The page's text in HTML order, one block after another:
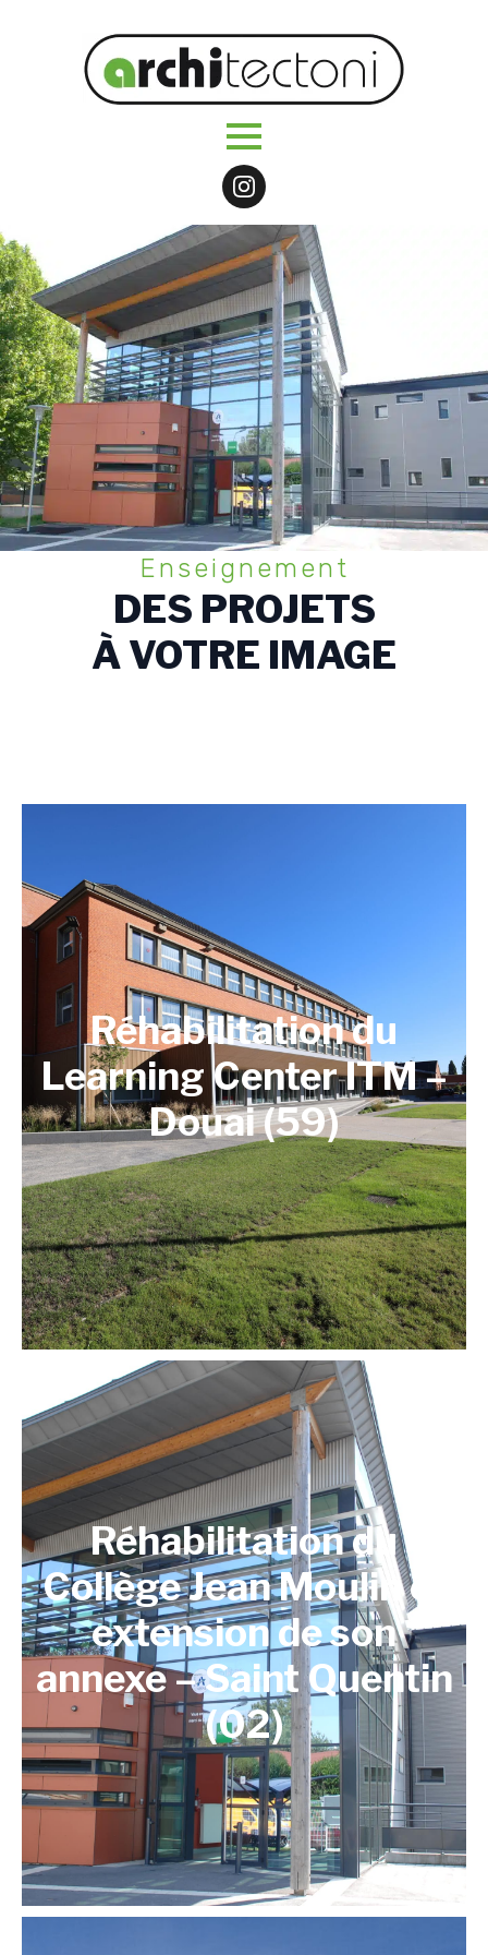
Enseignement
DES PROJETS
À VOTRE IMAGE
Réhabilitation du
Learning Center ITM –
Douai (59)
Réhabilitation du
Collège Jean Moulin et
extension de son
annexe – Saint Quentin
(02)